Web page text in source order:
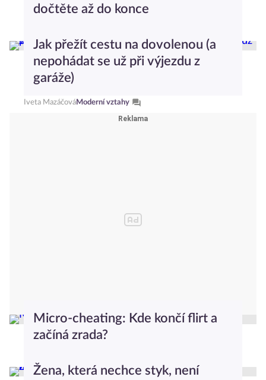
dočtěte až do konce
Jak přežít cestu na dovolenou (a
nepohádat se už při výjezdu z
garáže)
Iveta MazáčováModerní vztahy
Micro-cheating: Kde končí flirt a
začíná zrada?
Žena, která nechce styk, není